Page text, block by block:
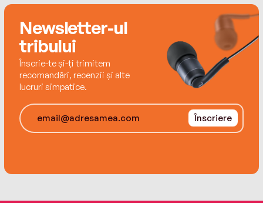
Newsletter-ul
tribului
Înscrie-te și-ți trimitem
recomandări, recenzii și alte
lucruri simpatice.
Înscriere